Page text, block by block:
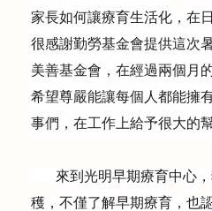
家長如何讓療育生活化，在
很感謝勤勞基金會提供這次
美善基金會，在經過兩個月
希望尊嚴能讓每個人都能擁
事們，在工作上給予很大的幫
來到光明早期療育中心，
穫，不僅了解早期療育，也